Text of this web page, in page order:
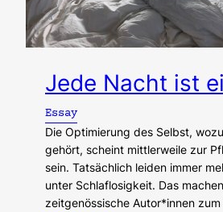
Jede Nacht ist
Essay
Die Optimierung des Selbst,
gehört, scheint mittlerweile zur
sein. Tatsächlich leiden immer
unter Schlaflosigkeit. Das
zeitgenössische Autor*innen zum